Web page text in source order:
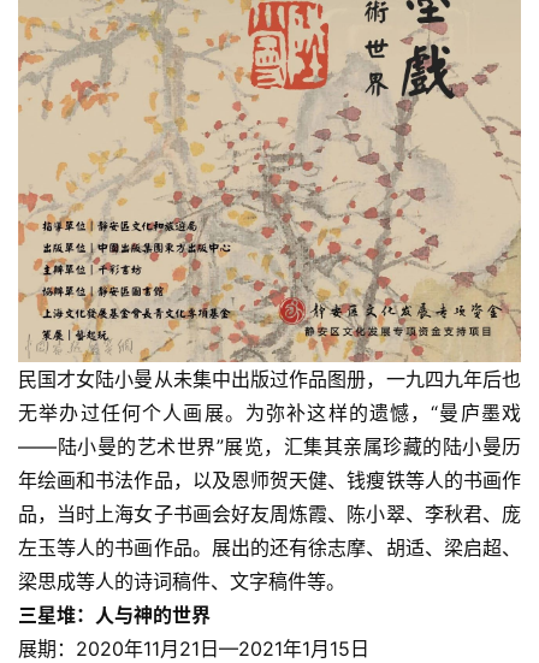
民国才女陆小曼从未集中出版过作品图册，一九四九年后也
无举办过任何个人画展。为弥补这样的遗憾，“曼庐墨戏
——陆小曼的艺术世界”展览，汇集其亲属珍藏的陆小曼历
年绘画和书法作品，以及恩师贺天健、钱瘦铁等人的书画作
品，当时上海女子书画会好友周炼霞、陈小翠、李秋君、庞
左玉等人的书画作品。展出的还有徐志摩、胡适、梁启超、
梁思成等人的诗词稿件、文字稿件等。
三星堆：人与神的世界
展期：2020年11月21日—2021年1月15日